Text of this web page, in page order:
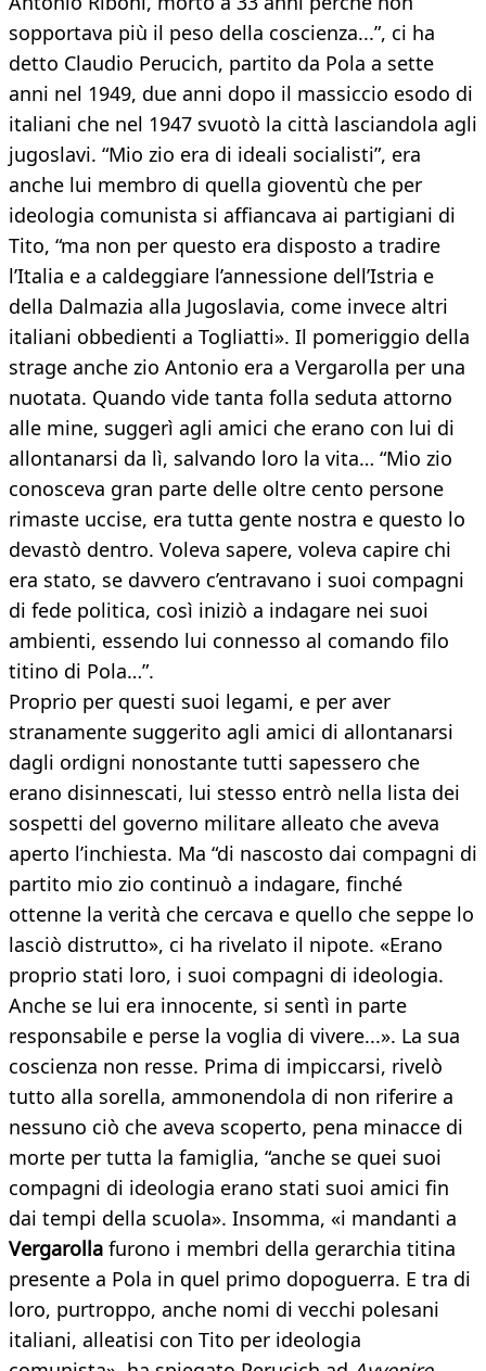
sopportava più il peso della coscienza...”, ci ha
detto Claudio Perucich, partito da Pola a sette
anni nel 1949, due anni dopo il massiccio esodo di
italiani che nel 1947 svuotò la città lasciandola agli
jugoslavi. “Mio zio era di ideali socialisti”, era
anche lui membro di quella gioventù che per
ideologia comunista si affiancava ai partigiani di
Tito, “ma non per questo era disposto a tradire
l’Italia e a caldeggiare l’annessione dell’Istria e
della Dalmazia alla Jugoslavia, come invece altri
italiani obbedienti a Togliatti». Il pomeriggio della
strage anche zio Antonio era a Vergarolla per una
nuotata. Quando vide tanta folla seduta attorno
alle mine, suggerì agli amici che erano con lui di
allontanarsi da lì, salvando loro la vita… “Mio zio
conosceva gran parte delle oltre cento persone
rimaste uccise, era tutta gente nostra e questo lo
devastò dentro. Voleva sapere, voleva capire chi
era stato, se davvero c’entravano i suoi compagni
di fede politica, così iniziò a indagare nei suoi
ambienti, essendo lui connesso al comando filo
titino di Pola…”.
Proprio per questi suoi legami, e per aver
stranamente suggerito agli amici di allontanarsi
dagli ordigni nonostante tutti sapessero che
erano disinnescati, lui stesso entrò nella lista dei
sospetti del governo militare alleato che aveva
aperto l’inchiesta. Ma “di nascosto dai compagni di
partito mio zio continuò a indagare, finché
ottenne la verità che cercava e quello che seppe lo
lasciò distrutto», ci ha rivelato il nipote. «Erano
proprio stati loro, i suoi compagni di ideologia.
Anche se lui era innocente, si sentì in parte
responsabile e perse la voglia di vivere...». La sua
coscienza non resse. Prima di impiccarsi, rivelò
tutto alla sorella, ammonendola di non riferire a
nessuno ciò che aveva scoperto, pena minacce di
morte per tutta la famiglia, “anche se quei suoi
compagni di ideologia erano stati suoi amici fin
dai tempi della scuola». Insomma, «i mandanti a
Vergarolla furono i membri della gerarchia titina
presente a Pola in quel primo dopoguerra. E tra di
loro, purtroppo, anche nomi di vecchi polesani
italiani, alleatisi con Tito per ideologia